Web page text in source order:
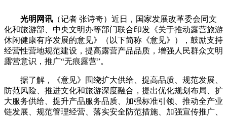
光明网讯 （记者 张诗奇）近日，国家发展改革委会同文
化和旅游部、中央文明办等部门联合印发《关于推动露营旅游
休闲健康有序发展的意见》（以下简称《意见》），鼓励支持
经营性营地规范建设，提高露营产品品质，增强人民群众文明
露营意识，推广“无痕露营”。
据了解，《意见》围绕扩大供给、提高品质、规范发展、
防范风险、推进文化和旅游深度融合，提出优化规划布局、扩
大服务供给、提升产品服务品质、加强标准引领、推动全产业
链发展、规范管理经营、落实安全防范措施、加强宣传推广、